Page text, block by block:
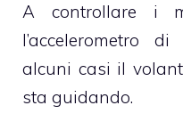
A controllare i
l’accelerometro
alcuni casi il
sta guidando.